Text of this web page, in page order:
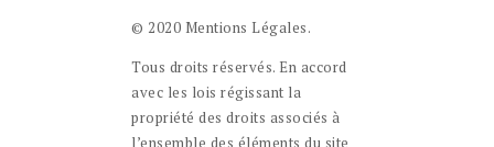
© 2020 Mentions Légales.
Tous droits réservés. En accord
avec les lois régissant la
propriété des droits associés à
l’ensemble des éléments du site